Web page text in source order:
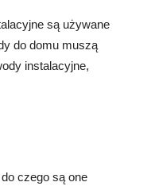
są używane
do domu muszą
instalacyjne,
czego są one